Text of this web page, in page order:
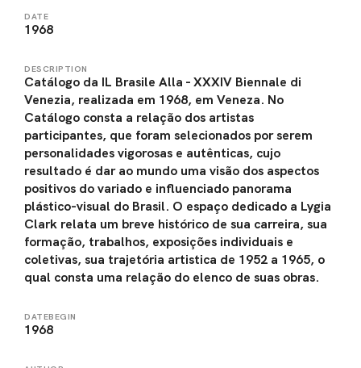
DATE
1968
DESCRIPTION
Catálogo da IL Brasile Alla - XXXIV Biennale di
Venezia, realizada em 1968, em Veneza. No
Catálogo consta a relação dos artistas
participantes, que foram selecionados por serem
personalidades vigorosas e autênticas, cujo
resultado é dar ao mundo uma visão dos aspectos
positivos do variado e influenciado panorama
plástico-visual do Brasil. O espaço dedicado a Lygia
Clark relata um breve histórico de sua carreira, sua
formação, trabalhos, exposições individuais e
coletivas, sua trajetória artistica de 1952 a 1965, o
qual consta uma relação do elenco de suas obras.
DATEBEGIN
1968